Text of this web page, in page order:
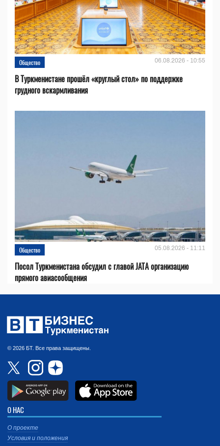
Общество 06.08.2026 - 10:55
В Туркменистане прошёл «круглый стол» по поддержке
грудного вскармливания
Общество 05.08.2026 - 11:11
Посол Туркменистана обсудил с главой JATA организацию
прямого авиасообщения
© 2026 БТ. Все права защищены.
О НАС
О проекте
Условия и положения